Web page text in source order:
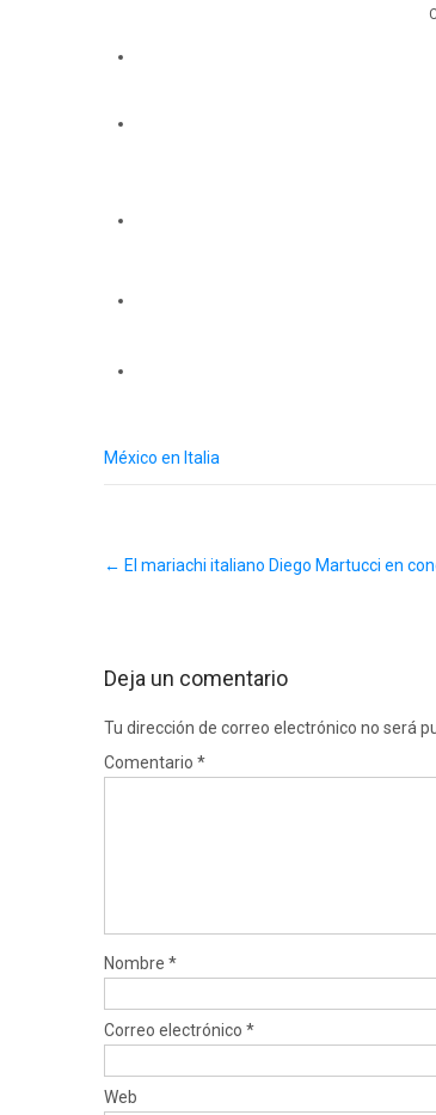
México en Italia
navigation
← El mariachi italiano Diego Martucci en
Deja un comentario
Tu dirección de correo electrónico no será
Comentario *
Nombre *
Correo electrónico *
Web